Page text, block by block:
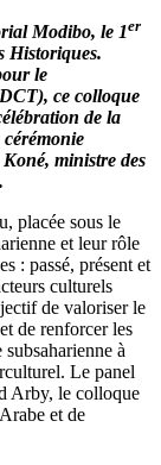
Modibo, le 1er
Historiques.
le
ce colloque
de la
ministre des
placée sous le
et leur rôle
: passé, présent et
culturels
de valoriser le
de renforcer les
à
Le panel
Arby, le colloque
et de